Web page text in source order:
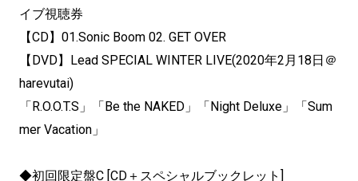
イブ視聴券
【CD】01.Sonic Boom 02. GET OVER
【DVD】Lead SPECIAL WINTER LIVE(2020年2月18日＠
harevutai)
「R.O.O.T.S」「Be the NAKED」「Night Deluxe」「Sum
mer Vacation」
◆初回限定盤C [CD＋スペシャルブックレット]